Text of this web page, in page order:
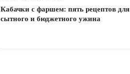
Кабачки с фаршем: пять рецептов для
сытного и бюджетного ужина